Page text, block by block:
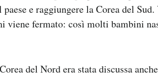
e raggiungere la Corea del Sud.
viene fermato: così molti bambini
del Nord era stata discussa